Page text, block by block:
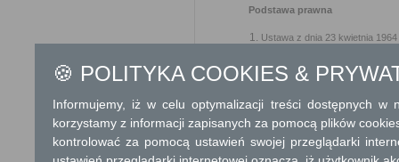
Podstawa prawna
Ustawa z dnia 23 kwietnia
Ustawa z dnia 21 sierpnia
Dodatkowe
Opłata
Wniosek jest wolny od opłat.
🍪 POLITYKA COOKIES &
Informujemy, iż w celu optymalizacji treści dostępnych w
korzystamy z informacji zapisanych za pomocą plików
kontrolować za pomocą ustawień swojej przeglądarki